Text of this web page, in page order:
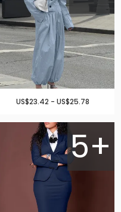
US$23.42 - US$25.78
5+